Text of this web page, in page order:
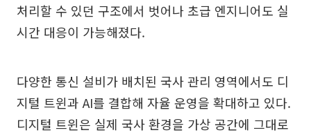
처리할 수 있던 구조에서 벗어나 초급 엔지니어도 실
시간 대응이 가능해졌다.
다양한 통신 설비가 배치된 국사 관리 영역에서도 디
지털 트윈과 AI를 결합해 자율 운영을 확대하고 있다.
디지털 트윈은 실제 국사 환경을 가상 공간에 그대로